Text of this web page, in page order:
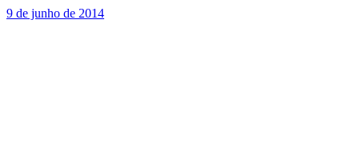
9 de junho de 2014